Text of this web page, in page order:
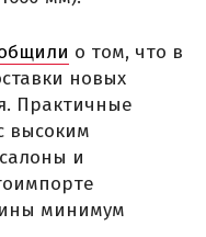
о том, что в
новых
Практичные
высоким
и
минимум